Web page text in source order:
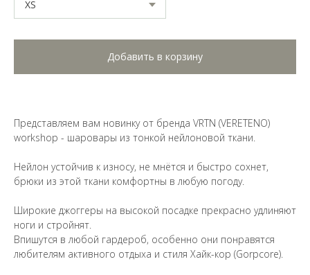
Добавить в корзину
Представляем вам новинку от бренда VRTN (VERETENO)
workshop - шаровары из тонкой нейлоновой ткани.
Нейлон устойчив к износу, не мнётся и быстро сохнет,
брюки из этой ткани комфортны в любую погоду.
Широкие джоггеры на высокой посадке прекрасно удлиняют
ноги и стройнят.
Впишутся в любой гардероб, особенно они понравятся
любителям активного отдыха и стиля Хайк-кор (Gorpcore).